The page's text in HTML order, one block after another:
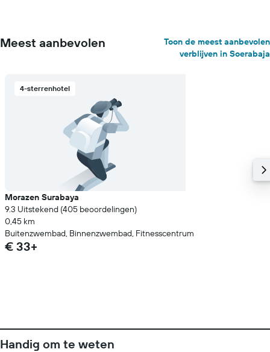
Meest aanbevolen
Toon de meest aanbevolen
verblijven in Soerabaja
4-sterrenhotel
Morazen Surabaya
9.3 Uitstekend (405 beoordelingen)
0,45 km
Buitenzwembad, Binnenzwembad, Fitnesscentrum
€ 33+
Handig om te weten